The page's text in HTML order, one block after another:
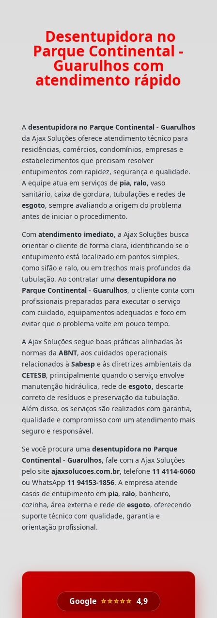
Desentupidora no
Parque Continental -
Guarulhos com
atendimento rápido
A desentupidora no Parque Continental - Guarulhos
da Ajax Soluções oferece atendimento técnico para
residências, comércios, condomínios, empresas e
estabelecimentos que precisam resolver
entupimentos com rapidez, segurança e qualidade.
A equipe atua em serviços de pia, ralo, vaso
sanitário, caixa de gordura, tubulações e redes de
esgoto, sempre avaliando a origem do problema
antes de iniciar o procedimento.
Com atendimento imediato, a Ajax Soluções busca
orientar o cliente de forma clara, identificando se o
entupimento está localizado em pontos simples,
como sifão e ralo, ou em trechos mais profundos da
tubulação. Ao contratar uma desentupidora no
Parque Continental - Guarulhos, o cliente conta com
profissionais preparados para executar o serviço
com cuidado, equipamentos adequados e foco em
evitar que o problema volte em pouco tempo.
A Ajax Soluções segue boas práticas alinhadas às
normas da ABNT, aos cuidados operacionais
relacionados à Sabespe às diretrizes ambientais da
CETESB, principalmente quando o serviço envolve
manutenção hidráulica, rede de esgoto, descarte
correto de resíduos e preservação da tubulação.
Além disso, os serviços são realizados com garantia,
qualidade e compromisso com um atendimento mais
seguro e responsável.
Se você procura uma desentupidora no Parque
Continental - Guarulhos, fale com a Ajax Soluções
pelo site ajaxsolucoes.com.br, telefone 11 4114-6060
ou WhatsApp 11 94153-1856. A empresa atende
casos de entupimento em pia, ralo, banheiro,
cozinha, área externa e rede de esgoto, oferecendo
suporte técnico com qualidade, garantia e
orientação profissional.
Google ⭐⭐⭐⭐⭐ 4,9